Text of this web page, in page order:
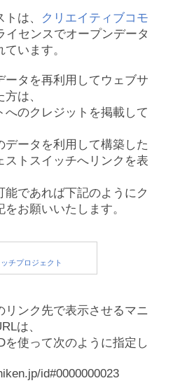
は、
クリエイティブコモ
イセンスでオープンデータ
います。
ータを再利用してウェブサ
は、
へのクレジットを掲載して
データを利用して構築した
ストスイッチへリンクを表
能であれば下記のようにク
お願いいたします。
リンク先で表示させるマニ
は、
を使って次のように指定し
id#0000000023